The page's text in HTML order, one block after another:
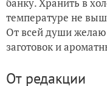
температуре не
От всей души желаю
заготовок и
От редакции